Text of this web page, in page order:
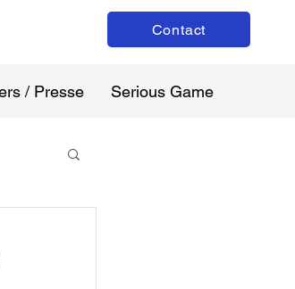
Contact
/ Presse Serious Game